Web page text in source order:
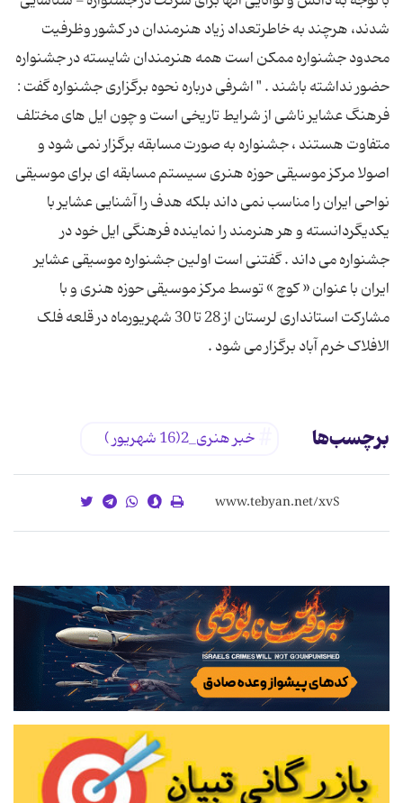
شدند، هرچند به خاطرتعداد زیاد هنرمندان در کشور وظرفیت
محدود جشنواره ممکن است همه هنرمندان شایسته در جشنواره
حضور نداشته باشند . " اشرفی درباره نحوه برگزاری جشنواره گفت :
فرهنگ عشایر ناشی از شرایط تاریخی است و چون ایل های مختلف
متفاوت هستند ، جشنواره به صورت مسابقه برگزار نمی شود و
اصولا مرکز موسیقی حوزه هنری سیستم مسابقه ای برای موسیقی
نواحی ایران را مناسب نمی داند بلکه هدف را آشنایی عشایر با
یکدیگردانسته و هر هنرمند را نماینده فرهنگی ایل خود در
جشنواره می داند . گفتنی است اولین جشنواره موسیقی عشایر
ایران با عنوان « کوچ » توسط مرکز موسیقی حوزه هنری و با
مشارکت استانداری لرستان از 28 تا 30 شهریورماه در قلعه فلک
الافلاک خرم آباد برگزار می شود .
برچسب‌ها خبر هنری_2(16 شهریور )